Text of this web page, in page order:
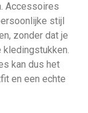
Accessoires
stijl
zonder dat je
kan dus het
en een echte